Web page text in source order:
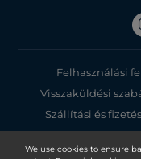
We use cookies to ensure
Felhasználási
Visszaküldési
Szállítási és